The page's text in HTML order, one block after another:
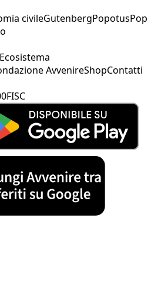
civileGutenbergPopotusPop
Ecosistema
AvvenireShopContatti
FISC